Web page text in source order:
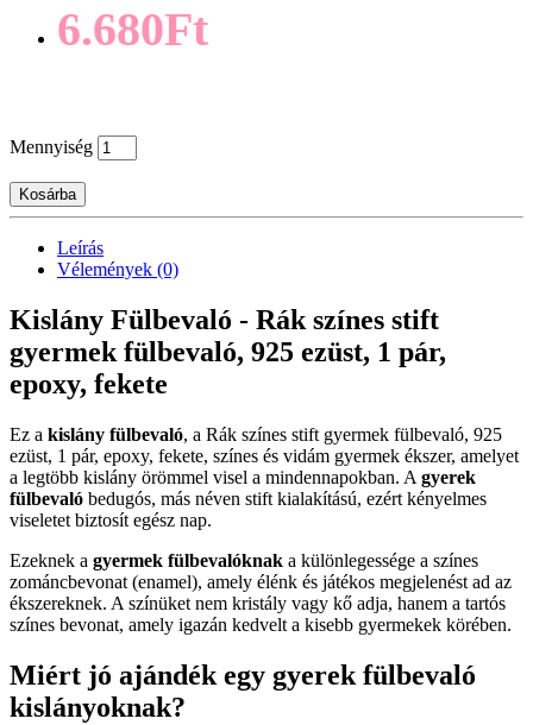
6.680Ft
Mennyiség
Kosárba
Leírás
Vélemények (0)
Kislány Fülbevaló - Rák színes stift
gyermek fülbevaló, 925 ezüst, 1 pár,
epoxy, fekete
Ez a kislány fülbevaló, a Rák színes stift gyermek fülbevaló, 925
ezüst, 1 pár, epoxy, fekete, színes és vidám gyermek ékszer, amelyet
a legtöbb kislány örömmel visel a mindennapokban. A gyerek
fülbevaló bedugós, más néven stift kialakítású, ezért kényelmes
viseletet biztosít egész nap.
Ezeknek a gyermek fülbevalóknak a különlegessége a színes
zománcbevonat (enamel), amely élénk és játékos megjelenést ad az
ékszereknek. A színüket nem kristály vagy kő adja, hanem a tartós
színes bevonat, amely igazán kedvelt a kisebb gyermekek körében.
Miért jó ajándék egy gyerek fülbevaló
kislányoknak?